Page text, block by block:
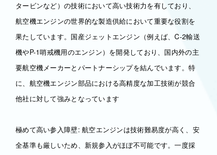
タービンなど）の技術において高い技術力を有しており、
航空機エンジンの世界的な製造供給において重要な役割を
果たしています。国産ジェットエンジン（例えば、C-2輸送
機やP-1哨戒機用のエンジン）を開発しており、国内外の主
要航空機メーカーとパートナーシップを結んでいます。特
に、航空機エンジン部品における高精度な加工技術が競合
他社に対して強みとなっています
極めて高い参入障壁: 航空エンジンは技術難易度が高く、安
全基準も厳しいため、新規参入がほぼ不可能です。一度採